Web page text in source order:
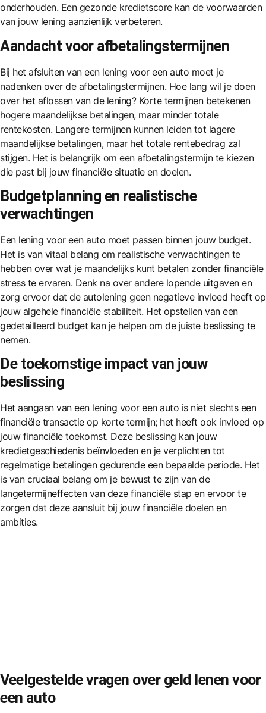
onderhouden. Een gezonde kredietscore kan de voorwaarden
van jouw lening aanzienlijk verbeteren.
Aandacht voor afbetalingstermijnen
Bij het afsluiten van een lening voor een auto moet je
nadenken over de afbetalingstermijnen. Hoe lang wil je doen
over het aflossen van de lening? Korte termijnen betekenen
hogere maandelijkse betalingen, maar minder totale
rentekosten. Langere termijnen kunnen leiden tot lagere
maandelijkse betalingen, maar het totale rentebedrag zal
stijgen. Het is belangrijk om een afbetalingstermijn te kiezen
die past bij jouw financiële situatie en doelen.
Budgetplanning en realistische
verwachtingen
Een lening voor een auto moet passen binnen jouw budget.
Het is van vitaal belang om realistische verwachtingen te
hebben over wat je maandelijks kunt betalen zonder financiële
stress te ervaren. Denk na over andere lopende uitgaven en
zorg ervoor dat de autolening geen negatieve invloed heeft op
jouw algehele financiële stabiliteit. Het opstellen van een
gedetailleerd budget kan je helpen om de juiste beslissing te
nemen.
De toekomstige impact van jouw
beslissing
Het aangaan van een lening voor een auto is niet slechts een
financiële transactie op korte termijn; het heeft ook invloed op
jouw financiële toekomst. Deze beslissing kan jouw
kredietgeschiedenis beïnvloeden en je verplichten tot
regelmatige betalingen gedurende een bepaalde periode. Het
is van cruciaal belang om je bewust te zijn van de
langetermijneffecten van deze financiële stap en ervoor te
zorgen dat deze aansluit bij jouw financiële doelen en
ambities.
Veelgestelde vragen over geld lenen voor
een auto